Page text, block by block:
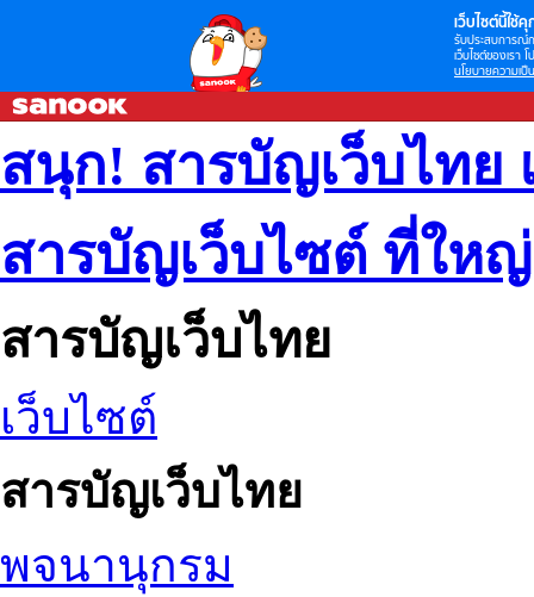
เว็บไซต์นี้ใช้คุ
รับประสบการณ์
เว็บไซต์ของเรา
นโยบายความเป็
สนุก! สารบัญเว็บไทย
สารบัญเว็บไซต์ ที่ให
สารบัญเว็บไทย
เว็บไซต์
สารบัญเว็บไทย
พจนานุกรม